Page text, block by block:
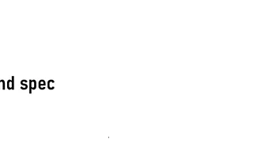
Turbosmart Fuel Pressure